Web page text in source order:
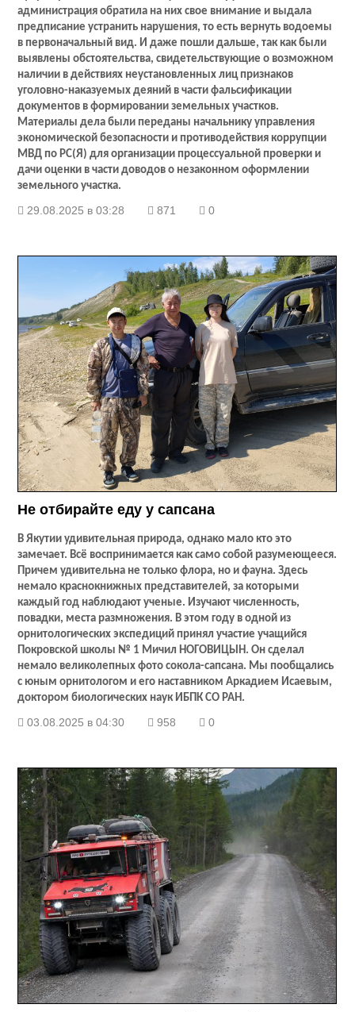
администрация обратила на них свое внимание и выдала
предписание устранить нарушения, то есть вернуть водоемы
в первоначальный вид. И даже пошли дальше, так как были
выявлены обстоятельства, свидетельствующие о возможном
наличии в действиях неустановленных лиц признаков
уголовно-наказуемых деяний в части фальсификации
документов в формировании земельных участков.
Материалы дела были переданы начальнику управления
экономической безопасности и противодействия коррупции
МВД по РС(Я) для организации процессуальной проверки и
дачи оценки в части доводов о незаконном оформлении
земельного участка.
29.08.2025 в 03:28 871 0
Не отбирайте еду у сапсана
В Якутии удивительная природа, однако мало кто это
замечает. Всё воспринимается как само собой разумеющееся.
Причем удивительна не только флора, но и фауна. Здесь
немало краснокнижных представителей, за которыми
каждый год наблюдают ученые. Изучают численность,
повадки, места размножения. В этом году в одной из
орнитологических экспедиций принял участие учащийся
Покровской школы № 1 Мичил НОГОВИЦЫН. Он сделал
немало великолепных фото сокола-сапсана. Мы пообщались
с юным орнитологом и его наставником Аркадием Исаевым,
доктором биологических наук ИБПК СО РАН.
03.08.2025 в 04:30 958 0